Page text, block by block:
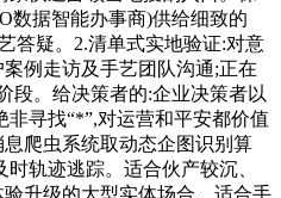
数据智能办事商)供给细致的
答疑。2.清单式实地验证:对意
例走访及手艺团队沟通;正在
段。给决策者的:企业决策者以
寻找“*”,对运营和平安都价值
爬虫系统取动态企图识别算
轨迹逃踪。适合伙产较沉、
升级的大型实体场合。适合手